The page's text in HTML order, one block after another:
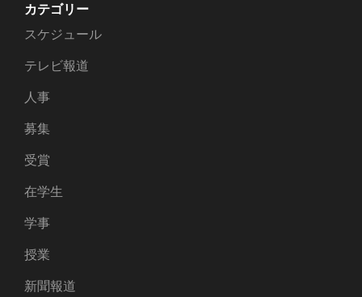
カテゴリー
スケジュール
テレビ報道
人事
募集
受賞
在学生
学事
授業
新聞報道